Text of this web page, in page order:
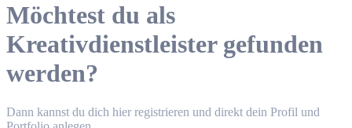
Möchtest du als
Kreativdienstleister gefunden
werden?
Dann kannst du dich hier registrieren und direkt dein Profil und